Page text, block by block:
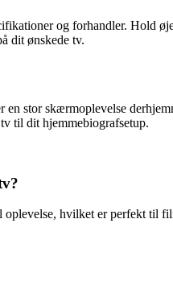
og forhandler. Hold
dit ønskede tv.
stor skærmoplevelse
til dit hjemmebiografsetup.
oplevelse, hvilket er perfekt til